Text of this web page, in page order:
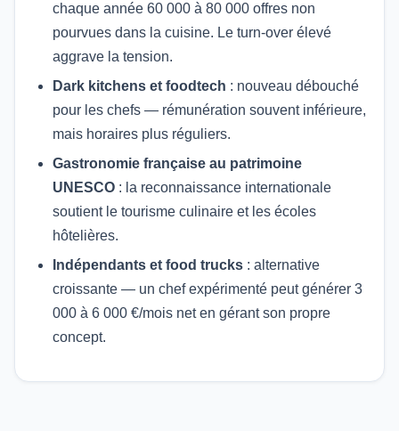
chaque année 60 000 à 80 000 offres non
pourvues dans la cuisine. Le turn-over élevé
aggrave la tension.
Dark kitchens et foodtech : nouveau débouché
pour les chefs — rémunération souvent inférieure,
mais horaires plus réguliers.
Gastronomie française au patrimoine
UNESCO : la reconnaissance internationale
soutient le tourisme culinaire et les écoles
hôtelières.
Indépendants et food trucks : alternative
croissante — un chef expérimenté peut générer 3
000 à 6 000 €/mois net en gérant son propre
concept.